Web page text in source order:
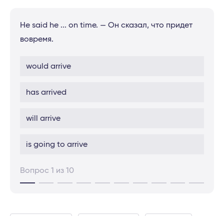
He said he ... on time. — Он сказал, что придет
вовремя.
would arrive
has arrived
will arrive
is going to arrive
Вопрос 1 из 10